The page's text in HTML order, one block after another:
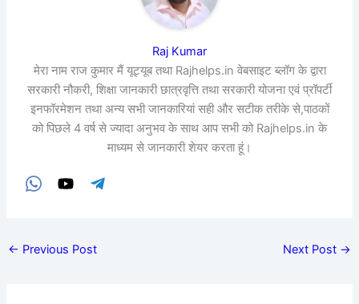
Raj Kumar
मेरा नाम राज कुमार मैं यूट्यूब तथा Rajhelps.in वेबसाइट ब्लॉग के द्वारा
सरकारी नौकरी, शिक्षा जानकारी छात्रवृत्ति तथा सरकारी योजना एवं प्रॉपर्टी
इनफॉरमेशन तथा अन्य सभी जानकारियां सही और सटीक तरीके से,पाठकों
को पिछले 4 वर्ष से ज्यादा अनुभव के साथ आप सभी को Rajhelps.in के
माध्यम से जानकारी शेयर करता हूं।
← Previous Post Next Post →